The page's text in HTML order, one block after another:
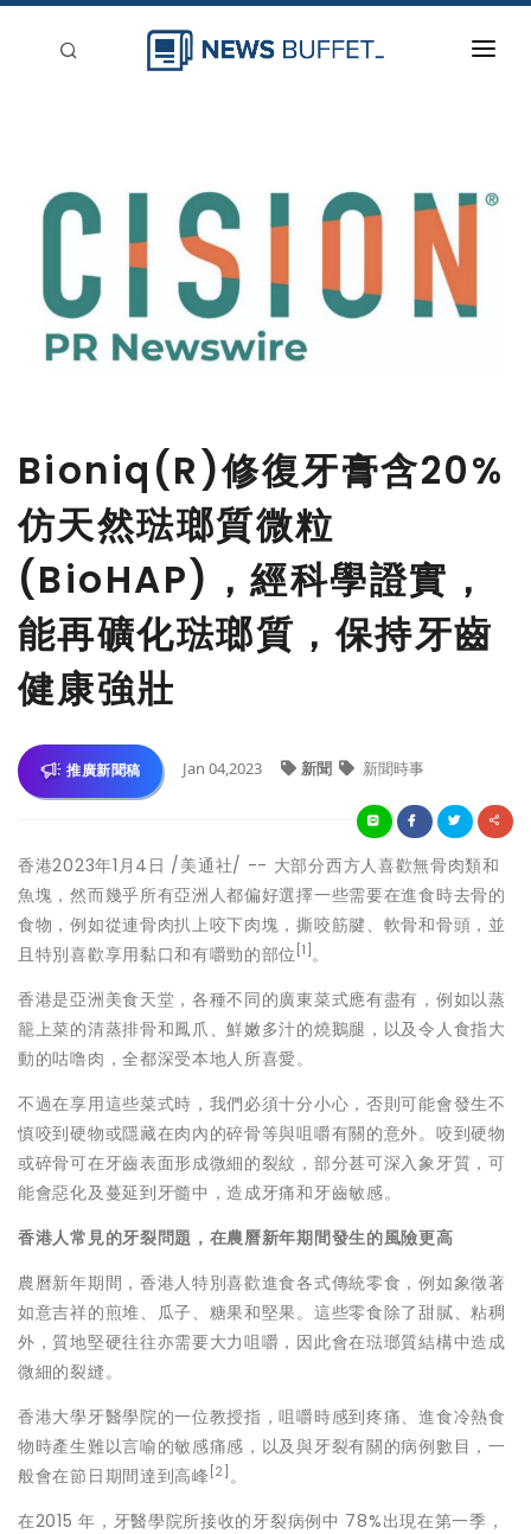
登入
Bioniq(R)修復牙膏含20%
仿天然琺瑯質微粒
(BioHAP)，經科學證實，
能再礦化琺瑯質，保持牙齒
健康強壯
推廣新聞稿 Jan 04,2023 新聞 新聞時事
香港2023年1月4日 /美通社/ -- 大部分西方人喜歡無骨肉類和
魚塊，然而幾乎所有亞洲人都偏好選擇一些需要在進食時去骨的
食物，例如從連骨肉扒上咬下肉塊，撕咬筋腱、軟骨和骨頭，並
且特別喜歡享用黏口和有嚼勁的部位 [1] 。
香港是亞洲美食天堂，各種不同的廣東菜式應有盡有，例如以蒸
籠上菜的清蒸排骨和鳳爪、鮮嫩多汁的燒鵝腿，以及令人食指大
動的咕噜肉，全都深受本地人所喜愛。
不過在享用這些菜式時，我們必須十分小心，否則可能會發生不
慎咬到硬物或隱藏在肉內的碎骨等與咀嚼有關的意外。咬到硬物
或碎骨可在牙齒表面形成微細的裂紋，部分甚可深入象牙質，可
能會惡化及蔓延到牙髓中，造成牙痛和牙齒敏感。
香港人常見的牙裂問題，在農曆新年期間發生的風險更高
農曆新年期間，香港人特別喜歡進食各式傳統零食，例如象徵著
如意吉祥的煎堆、瓜子、糖果和堅果。這些零食除了甜膩、粘稠
外，質地堅硬往往亦需要大力咀嚼，因此會在琺瑯質結構中造成
微細的裂縫。
香港大學牙醫學院的一位教授指，咀嚼時感到疼痛、進食冷熱食
物時產生難以言喻的敏感痛感，以及與牙裂有關的病例數目，一
般會在節日期間達到高峰 [2] 。
在2015 年，牙醫學院所接收的牙裂病例中 78%出現在第一季，